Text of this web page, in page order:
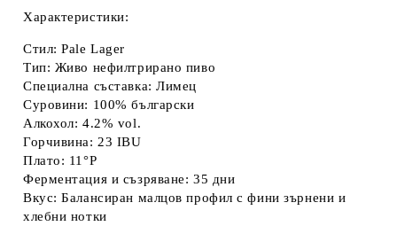
Характеристики:
Стил: Pale Lager
Тип: Живо нефилтрирано пиво
Специална съставка: Лимец
Суровини: 100% български
Алкохол: 4.2% vol.
Горчивина: 23 IBU
Плато: 11°P
Ферментация и съзряване: 35 дни
Вкус: Балансиран малцов профил с фини зърнени и
хлебни нотки